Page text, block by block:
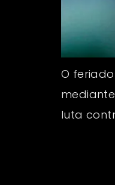
O
luta